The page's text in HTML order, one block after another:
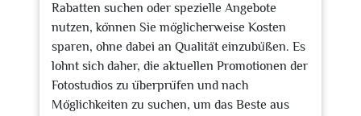
Rabatten suchen oder spezielle Angebote
nutzen, können Sie möglicherweise Kosten
sparen, ohne dabei an Qualität einzubüßen. Es
lohnt sich daher, die aktuellen Promotionen der
Fotostudios zu überprüfen und nach
Möglichkeiten zu suchen, um das Beste aus